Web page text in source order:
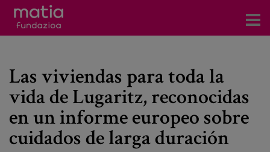
Servicios
Eventos
Contacto
Las viviendas para toda la
vida de Lugaritz, reconocidas
en un informe europeo sobre
cuidados de larga duración